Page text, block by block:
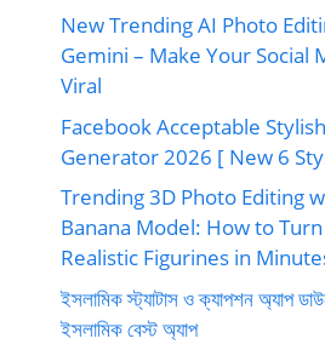
New Trending AI Photo
Gemini – Make Your Social
Viral
Facebook Acceptable
Generator 2026 [ New 6
Trending 3D Photo Editing
Banana Model: How to
Realistic Figurines in
ইসলামিক স্ট্যাটাস ও ক্যাপশন অ্যাপ
ইসলামিক বেস্ট অ্যাপ